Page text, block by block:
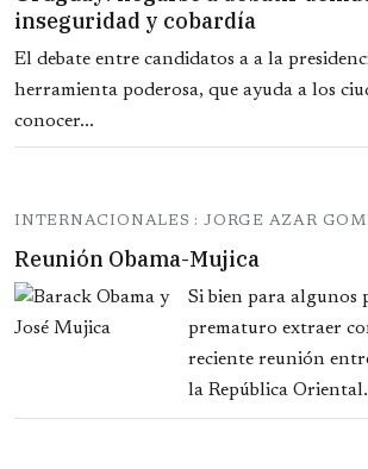
inseguridad y cobardía
El debate entre candidatos a a la
herramienta poderosa, que ayuda a los
conocer...
INTERNACIONALES : JORGE AZAR
Reunión Obama-Mujica
Si bien para algunos
prematuro extraer
reciente reunión
la República